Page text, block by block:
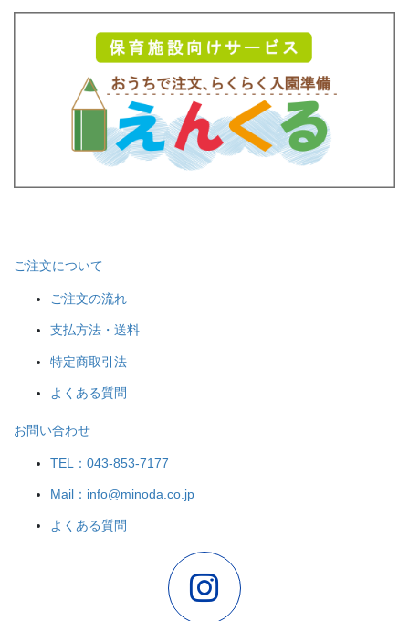
ご注文について
ご注文の流れ
支払方法・送料
特定商取引法
よくある質問
お問い合わせ
TEL：043-853-7177
Mail：info@minoda.co.jp
よくある質問